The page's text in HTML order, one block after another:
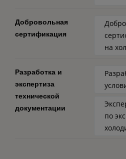
Добровольная
сертификация
на
Разработка и
экспертиза
технической
документации
по